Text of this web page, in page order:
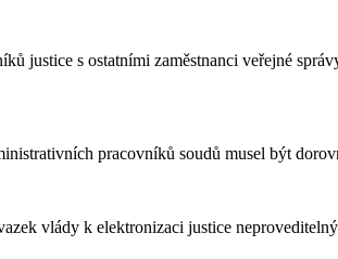
justice s ostatními zaměstnanci veřejné
pracovníků soudů musel být
vlády k elektronizaci justice